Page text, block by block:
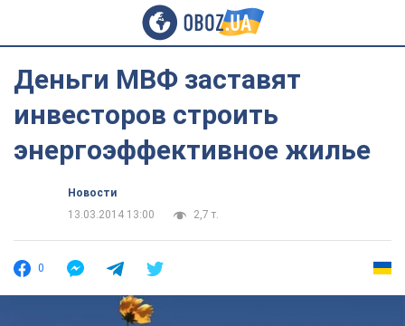
Деньги МВФ заставят
инвесторов строить
энергоэффективное жилье
Новости
13.03.2014 13:00
2,7 т.
0